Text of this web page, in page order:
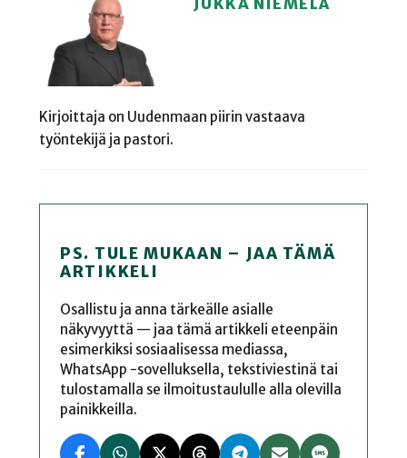
JUKKA NIEMELÄ
Kirjoittaja on Uudenmaan piirin vastaava
työntekijä ja pastori.
PS. TULE MUKAAN – JAA TÄMÄ
ARTIKKELI
Osallistu ja anna tärkeälle asialle
näkyvyyttä — jaa tämä artikkeli eteenpäin
esimerkiksi sosiaalisessa mediassa,
WhatsApp -sovelluksella, tekstiviestinä tai
tulostamalla se ilmoitustaululle alla olevilla
painikkeilla.